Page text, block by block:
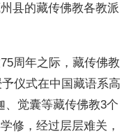
县的藏传佛教各教派
周年之际，藏传佛教
仪式在中国藏语系高
、觉囊等藏传佛教3个
修，经过层层难关，